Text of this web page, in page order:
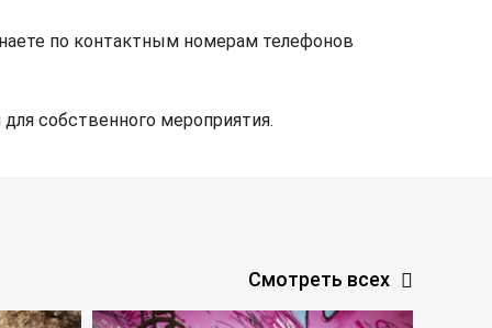
по контактным номерам телефонов
собственного мероприятия.
Смотреть всех